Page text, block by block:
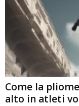
Come la
alto in atleti